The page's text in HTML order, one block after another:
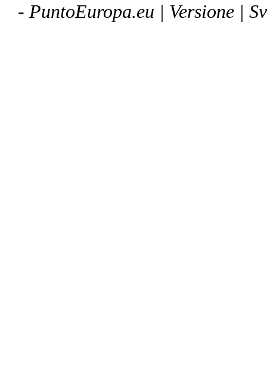
- PuntoEuropa.eu | Versione |